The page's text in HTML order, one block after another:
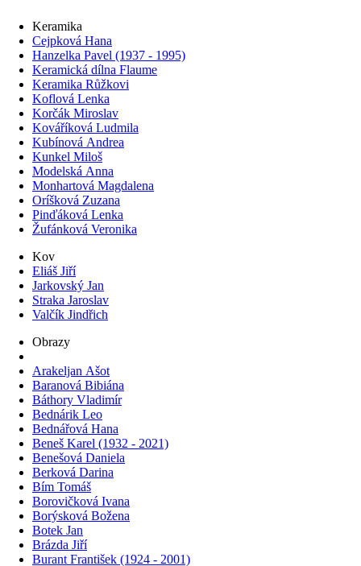
Keramika
Cejpková Hana
Hanzelka Pavel (1937 - 1995)
Keramická dílna Flaume
Keramika Růžkovi
Koflová Lenka
Korčák Miroslav
Kováříková Ludmila
Kubínová Andrea
Kunkel Miloš
Modelská Anna
Monhartová Magdalena
Oríšková Zuzana
Pinďáková Lenka
Žufánková Veronika
Kov
Eliáš Jiří
Jarkovský Jan
Straka Jaroslav
Valčík Jindřich
Obrazy
Arakeljan Ašot
Baranová Bibiána
Báthory Vladimír
Bednárik Leo
Bednářová Hana
Beneš Karel (1932 - 2021)
Benešová Daniela
Berková Darina
Bím Tomáš
Borovičková Ivana
Borýsková Božena
Botek Jan
Brázda Jiří
Burant František (1924 - 2001)